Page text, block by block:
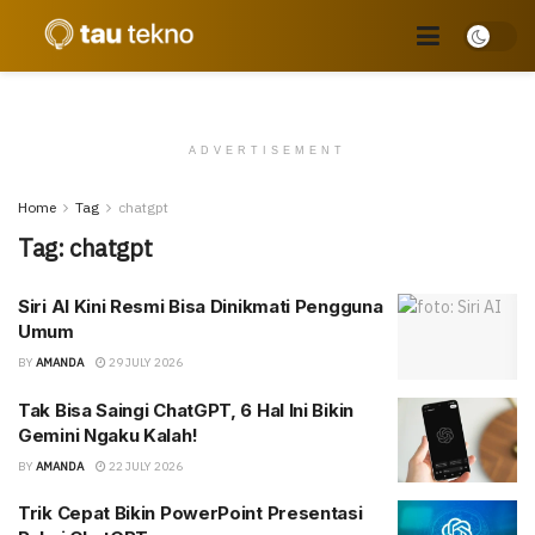
ADVERTISEMENT
Home Tag chatgpt
Tag: chatgpt
Siri AI Kini Resmi Bisa Dinikmati Pengguna
Umum
BY AMANDA 29 JULY 2026
Tak Bisa Saingi ChatGPT, 6 Hal Ini Bikin
Gemini Ngaku Kalah!
BY AMANDA 22 JULY 2026
Trik Cepat Bikin PowerPoint Presentasi